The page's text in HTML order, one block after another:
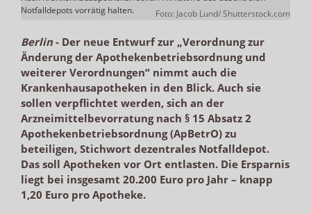
Notfalldepots vorrätig halten.
Foto: Jacob Lund/ Shutterstock.com
Berlin- Der neue Entwurf zur „Verordnung zur
Änderung der Apothekenbetriebsordnung und
weiterer Verordnungen“ nimmt auch die
Krankenhausapotheken in den Blick. Auch sie
sollen verpflichtet werden, sich an der
Arzneimittelbevorratung nach § 15 Absatz 2
Apothekenbetriebsordnung (ApBetrO) zu
beteiligen, Stichwort dezentrales Notfalldepot.
Das soll Apotheken vor Ort entlasten. Die Ersparnis
liegt bei insgesamt 20.200 Euro pro Jahr – knapp
1,20 Euro pro Apotheke.